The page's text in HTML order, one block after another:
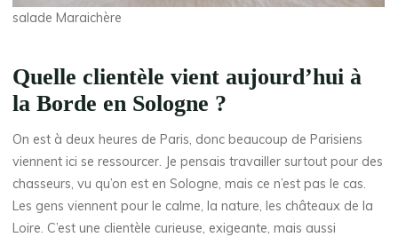
salade Maraichère
Quelle clientèle vient aujourd’hui à
la Borde en Sologne ?
On est à deux heures de Paris, donc beaucoup de Parisiens
viennent ici se ressourcer. Je pensais travailler surtout pour des
chasseurs, vu qu’on est en Sologne, mais ce n’est pas le cas.
Les gens viennent pour le calme, la nature, les châteaux de la
Loire. C’est une clientèle curieuse, exigeante, mais aussi